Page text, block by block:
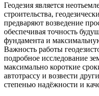
Геодезия является
строительства,
предваряют возведение
обеспечивая точность
фундамента и
Важность работы
подробное исследование
максимально короткие
автотрассу и возвести
степенью надёжности и